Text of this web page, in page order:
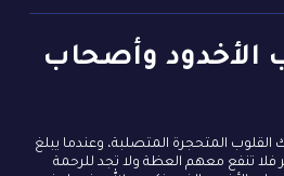
الأخدود وأصحاب
المتحجرة المتصلبة، وعندما يبلغ
فلا تنفع معهم العظة ولا تجد للرحمة